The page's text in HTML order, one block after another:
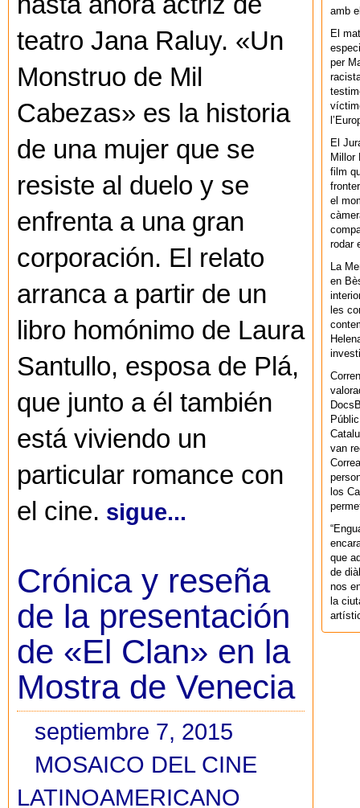
teatro Jana Raluy. «Un
Monstruo de Mil
Cabezas» es la historia
de una mujer que se
resiste al duelo y se
enfrenta a una gran
corporación. El relato
arranca a partir de un
libro homónimo de Laura
Santullo, esposa de Plá,
que junto a él también
está viviendo un
particular romance con
el cine. sigue...
Crónica y reseña
de la presentación
de «El Clan» en la
Mostra de Venecia
septiembre 7, 2015
MOSAICO DEL CINE
LATINOAMERICANO
amb
El
per
El
Millor
film
el
rodar
La
en
les
van
los
que
de
nos
la